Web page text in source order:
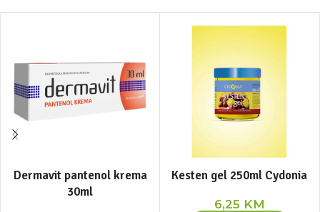
Dermavit pantenol krema
30ml
Kesten gel 250ml Cydonia
6,25 KM